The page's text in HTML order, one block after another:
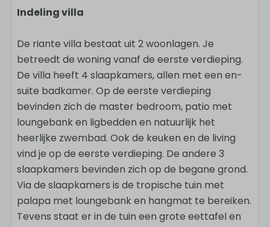
Indeling villa
De riante villa bestaat uit 2 woonlagen. Je
betreedt de woning vanaf de eerste verdieping.
De villa heeft 4 slaapkamers, allen met een en-
suite badkamer. Op de eerste verdieping
bevinden zich de master bedroom, patio met
loungebank en ligbedden en natuurlijk het
heerlijke zwembad. Ook de keuken en de living
vind je op de eerste verdieping. De andere 3
slaapkamers bevinden zich op de begane grond.
Via de slaapkamers is de tropische tuin met
palapa met loungebank en hangmat te bereiken.
Tevens staat er in de tuin een grote eettafel en